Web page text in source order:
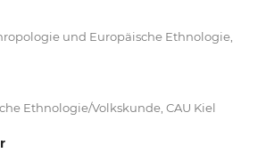
und Europäische Ethnologie,
Ethnologie/Volkskunde, CAU Kiel